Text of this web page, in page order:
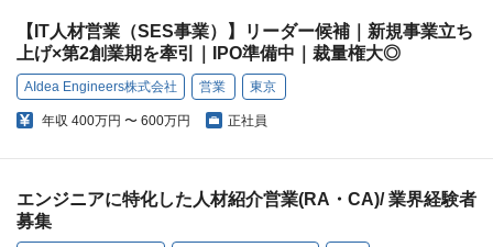
【IT人材営業（SES事業）】リーダー候補｜新規事業立ち
上げ×第2創業期を牽引｜IPO準備中｜裁量権大◎
AIdea Engineers株式会社 営業 東京
年収 400万円 〜 600万円 正社員
エンジニアに特化した人材紹介営業(RA・CA)/ 業界経験者
募集